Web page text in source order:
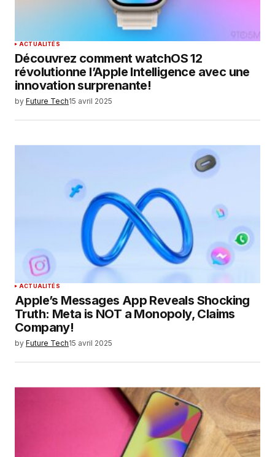
SUBMIT COMMENT
ACTUALITÉS
Découvrez comment watchOS 12
révolutionne l’Apple Intelligence avec une
innovation surprenante!
by Future Tech15 avril 2025
ACTUALITÉS
Apple’s Messages App Reveals Shocking
Truth: Meta is NOT a Monopoly, Claims
Company!
by Future Tech15 avril 2025